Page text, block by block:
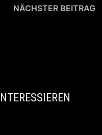
NÄCHSTER BEITRAG